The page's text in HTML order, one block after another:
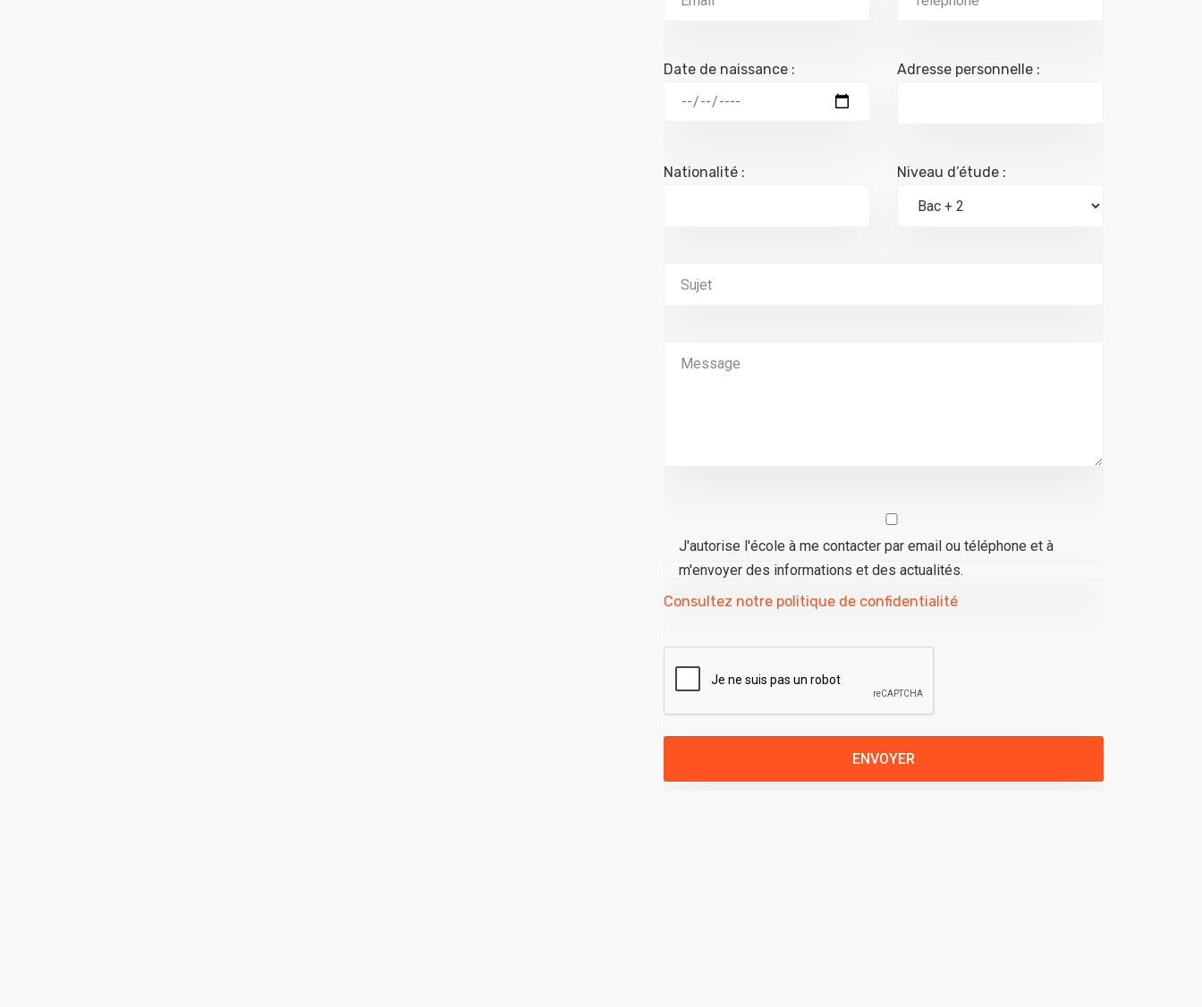
Date de naissance : Adresse personnelle :
Nationalité : Niveau d’étude :
J'autorise l'école à me contacter par email ou téléphone et à
m'envoyer des informations et des actualités.
Consultez notre politique de confidentialité